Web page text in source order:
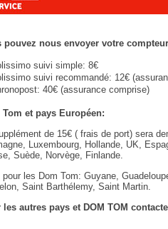
pouvez nous envoyer votre
suivi simple: 8€
suivi recommandé: 12€
40€ (assurance comprise)
Tom et pays Européen:
de 15€ ( frais de port) sera
Luxembourg, Hollande, UK,
Suède, Norvège, Finlande.
pour les Dom Tom: Guyane,
Saint Barthélemy, Saint Martin.
les autres pays et DOM TOM